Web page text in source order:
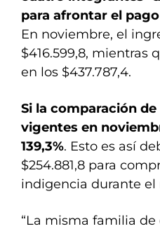
para afrontar el
En noviembre, el
$416.599,8,
en los $437.787,4.
Si la comparación
vigentes en
139,3%. Esto es así
$254.881,8 para
indigencia durante
“La misma familia